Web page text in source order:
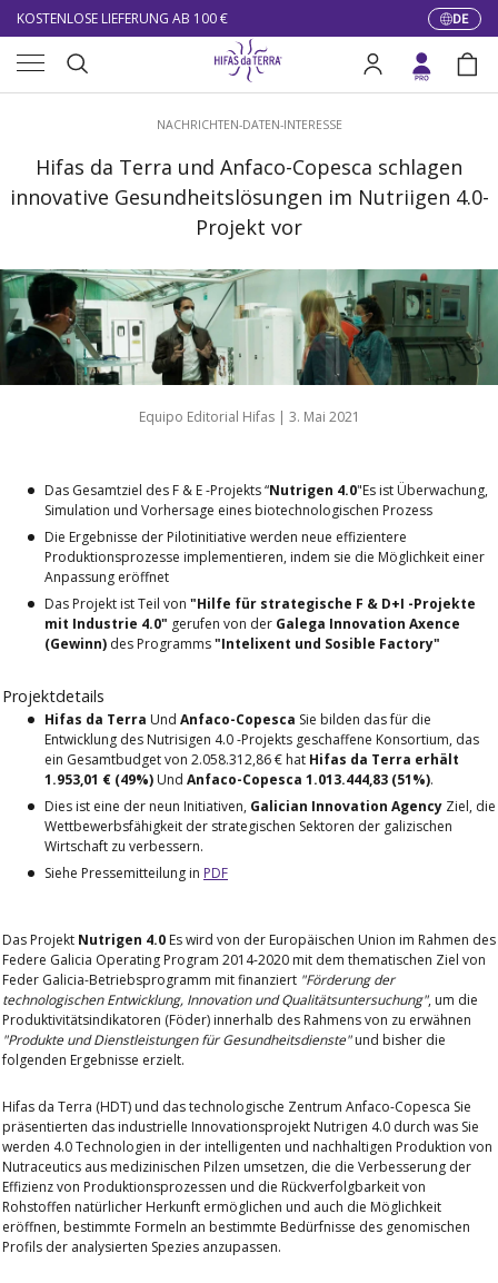
Direkt zum Inhalt
KOSTENLOSE LIEFERUNG AB 100 €
10% DE RÉDUCTION SUR VOTRE PREMIÈRE COMMANDE
LIVRAISON GRATUITE À PARTIR DE 100 €
KOSTENLOSE LIEFERUNG AB 100 €
DE
Suche Einloggen
NACHRICHTEN-DATEN-INTERESSE
Hifas da Terra und Anfaco-Copesca schlagen
innovative Gesundheitslösungen im Nutriigen 4.0-
Projekt vor
Equipo Editorial Hifas | 3. Mai 2021
Das Gesamtziel des F & E -Projekts “Nutrigen 4.0"Es ist Überwachung,
Simulation und Vorhersage eines biotechnologischen Prozess
Die Ergebnisse der Pilotinitiative werden neue effizientere
Produktionsprozesse implementieren, indem sie die Möglichkeit einer
Anpassung eröffnet
Das Projekt ist Teil von "Hilfe für strategische F & D+I -Projekte
mit Industrie 4.0" gerufen von der Galega Innovation Axence
(Gewinn) des Programms"Intelixent und Sosible Factory"
Projektdetails
Hifas da Terra Und Anfaco-Copesca Sie bilden das für die
Entwicklung des Nutrisigen 4.0 -Projekts geschaffene Konsortium, das
ein Gesamtbudget von 2.058.312,86 € hat Hifas da Terra erhält
1.953,01 € (49%) Und Anfaco-Copesca 1.013.444,83 (51%).
Dies ist eine der neun Initiativen, Galician Innovation Agency Ziel, die
Wettbewerbsfähigkeit der strategischen Sektoren der galizischen
Wirtschaft zu verbessern.
Siehe Pressemitteilung in PDF
Das Projekt Nutrigen 4.0 Es wird von der Europäischen Union im Rahmen des
Federe Galicia Operating Program 2014-2020 mit dem thematischen Ziel von
Feder Galicia-Betriebsprogramm mit finanziert "Förderung der
technologischen Entwicklung, Innovation und Qualitätsuntersuchung", um die
Produktivitätsindikatoren (Föder) innerhalb des Rahmens von zu erwähnen
"Produkte und Dienstleistungen für Gesundheitsdienste"und bisher die
folgenden Ergebnisse erzielt.
Hifas da Terra (HDT) und das technologische Zentrum Anfaco-Copesca Sie
präsentierten das industrielle Innovationsprojekt Nutrigen 4.0 durch was Sie
werden 4.0 Technologien in der intelligenten und nachhaltigen Produktion von
Nutraceutics aus medizinischen Pilzen umsetzen, die die Verbesserung der
Effizienz von Produktionsprozessen und die Rückverfolgbarkeit von
Rohstoffen natürlicher Herkunft ermöglichen und auch die Möglichkeit
eröffnen, bestimmte Formeln an bestimmte Bedürfnisse des genomischen
Profils der analysierten Spezies anzupassen.